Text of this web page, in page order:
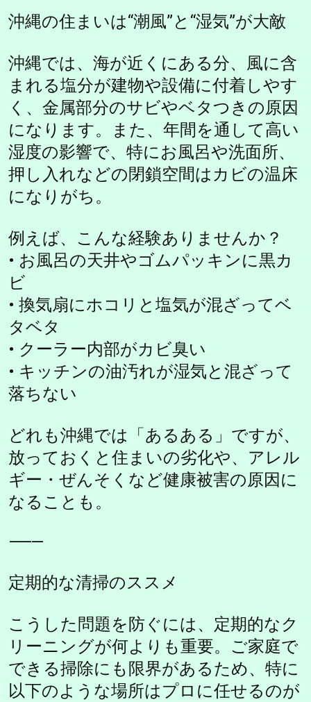
沖縄の住まいは“潮風”と“湿気”が大敵
沖縄では、海が近くにある分、風に含
まれる塩分が建物や設備に付着しやす
く、金属部分のサビやベタつきの原因
になります。また、年間を通して高い
湿度の影響で、特にお風呂や洗面所、
押し入れなどの閉鎖空間はカビの温床
になりがち。
例えば、こんな経験ありませんか？
• お風呂の天井やゴムパッキンに黒カ
ビ
• 換気扇にホコリと塩気が混ざってベ
タベタ
• クーラー内部がカビ臭い
• キッチンの油汚れが湿気と混ざって
落ちない
どれも沖縄では「あるある」ですが、
放っておくと住まいの劣化や、アレル
ギー・ぜんそくなど健康被害の原因に
なることも。
⸻
定期的な清掃のススメ
こうした問題を防ぐには、定期的なク
リーニングが何よりも重要。ご家庭で
できる掃除にも限界があるため、特に
以下のような場所はプロに任せるのが